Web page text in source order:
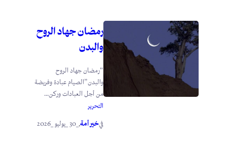
رمضان جهاد الروح
والبدن
“رمضان جهاد الروح
والبدن”الصيام عبادة وفريضة
من أجل العبادات وركن...
التحرير
فيخير أمة.